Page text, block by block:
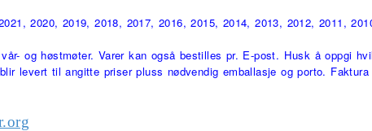
2020, 2019, 2018, 2017, 2016, 2015, 2014, 2013, 2012, 2011,
og høstmøter. Varer kan også bestilles pr. E-post. Husk å oppgi
levert til angitte priser pluss nødvendig emballasje og porto.